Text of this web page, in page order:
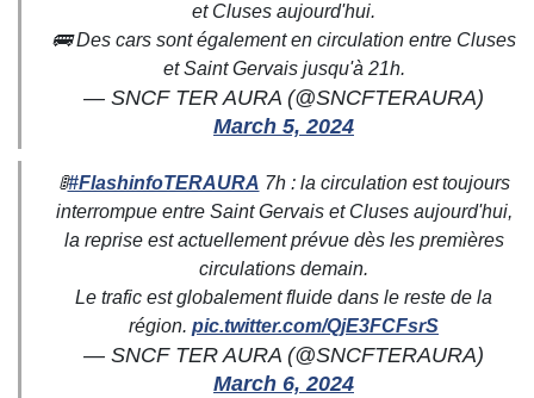
et Cluses aujourd'hui.
🚌 Des cars sont également en circulation entre Cluses
et Saint Gervais jusqu'à 21h.
— SNCF TER AURA (@SNCFTERAURA)
March 5, 2024
🚦#FlashinfoTERAURA 7h : la circulation est toujours
interrompue entre Saint Gervais et Cluses aujourd'hui,
la reprise est actuellement prévue dès les premières
circulations demain.
Le trafic est globalement fluide dans le reste de la
région. pic.twitter.com/QjE3FCFsrS
— SNCF TER AURA (@SNCFTERAURA)
March 6, 2024